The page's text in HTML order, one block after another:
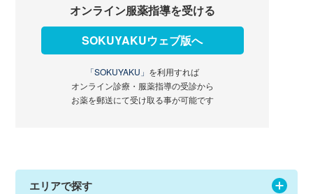
オンライン服薬指導を受ける
SOKUYAKUウェブ版へ
「SOKUYAKU」 を利用すれば
オンライン診療・服薬指導の受診から
お薬を郵送にて受け取る事が可能です
エリアで探す